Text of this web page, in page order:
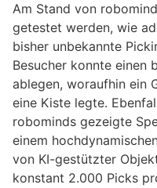
Am Stand von
getestet werden, wie
bisher unbekannte
Besucher konnte einen
ablegen, woraufhin ein
eine Kiste legte.
robominds gezeigte
einem
von KI-gestützter
konstant 2.000 Picks